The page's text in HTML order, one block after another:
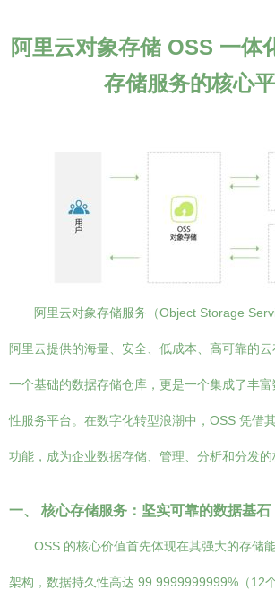
阿里云对象存储 OSS 一体
存储服务的核心
阿里云对象存储服务（Object Storage
阿里云提供的海量、安全、低成本、高可靠的
一个基础的数据存储仓库，更是一个集成了丰
性服务平台。在数字化转型浪潮中，OSS 凭借
功能，成为企业数据存储、管理、分析和分发的
一、 核心存储服务：坚实可靠的数据基石
OSS 的核心价值首先体现在其强大的存储
架构，数据持久性高达 99.9999999999%（12